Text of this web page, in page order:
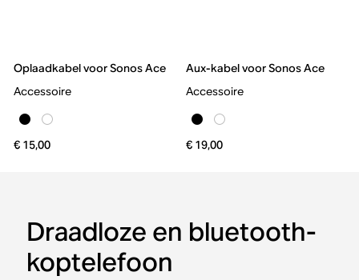
Oplaadkabel voor Sonos Ace
Accessoire
€ 15,00
Aux-kabel voor Sonos Ace
Accessoire
€ 19,00
Draadloze en bluetooth-
koptelefoon